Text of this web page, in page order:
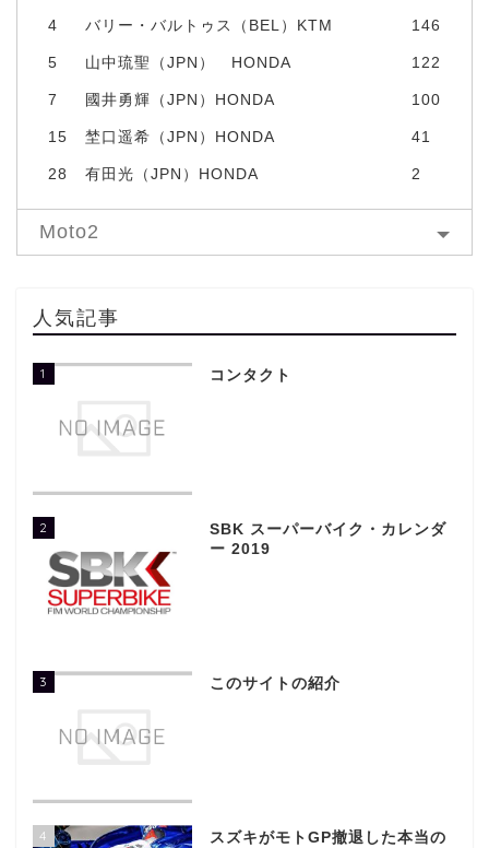
4 バリー・バルトゥス（BEL）KTM 146
5 山中琉聖（JPN） HONDA 122
7 國井勇輝（JPN）HONDA 100
15 埜口遥希（JPN）HONDA 41
28 有田光（JPN）HONDA 2
Moto2
人気記事
1 コンタクト
2
SBK スーパーバイク・カレンダ
ー 2019
3 このサイトの紹介
4
スズキがモトGP撤退した本当の